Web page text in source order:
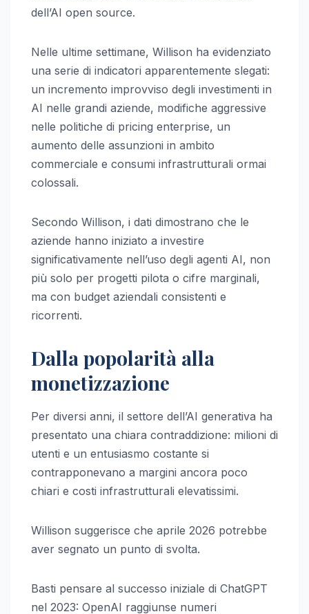
dell’AI open source.
Nelle ultime settimane, Willison ha evidenziato
una serie di indicatori apparentemente slegati:
un incremento improvviso degli investimenti in
AI nelle grandi aziende, modifiche aggressive
nelle politiche di pricing enterprise, un
aumento delle assunzioni in ambito
commerciale e consumi infrastrutturali ormai
colossali.
Secondo Willison, i dati dimostrano che le
aziende hanno iniziato a investire
significativamente nell’uso degli agenti AI, non
più solo per progetti pilota o cifre marginali,
ma con budget aziendali consistenti e
ricorrenti.
Dalla popolarità alla
monetizzazione
Per diversi anni, il settore dell’AI generativa ha
presentato una chiara contraddizione: milioni di
utenti e un entusiasmo costante si
contrapponevano a margini ancora poco
chiari e costi infrastrutturali elevatissimi.
Willison suggerisce che aprile 2026 potrebbe
aver segnato un punto di svolta.
Basti pensare al successo iniziale di ChatGPT
nel 2023: OpenAI raggiunse numeri